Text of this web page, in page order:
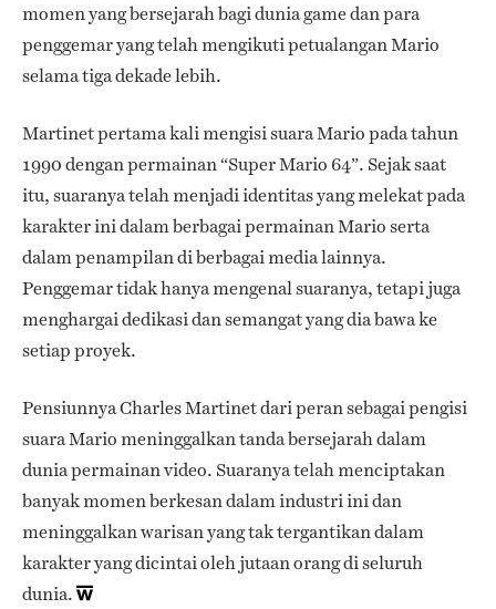
momen yang bersejarah bagi dunia game dan para
penggemar yang telah mengikuti petualangan Mario
selama tiga dekade lebih.
Martinet pertama kali mengisi suara Mario pada tahun
1990 dengan permainan “Super Mario 64”. Sejak saat
itu, suaranya telah menjadi identitas yang melekat pada
karakter ini dalam berbagai permainan Mario serta
dalam penampilan di berbagai media lainnya.
Penggemar tidak hanya mengenal suaranya, tetapi juga
menghargai dedikasi dan semangat yang dia bawa ke
setiap proyek.
Pensiunnya Charles Martinet dari peran sebagai pengisi
suara Mario meninggalkan tanda bersejarah dalam
dunia permainan video. Suaranya telah menciptakan
banyak momen berkesan dalam industri ini dan
meninggalkan warisan yang tak tergantikan dalam
karakter yang dicintai oleh jutaan orang di seluruh
dunia.